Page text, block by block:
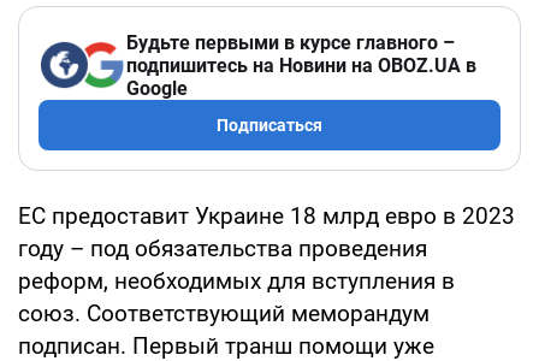
Будьте первыми в курсе главного –
подпишитесь на Новини на OBOZ.UA в
Google
Подписаться
ЕС предоставит Украине 18 млрд евро в 2023
году – под обязательства проведения
реформ, необходимых для вступления в
союз. Соответствующий меморандум
подписан. Первый транш помощи уже